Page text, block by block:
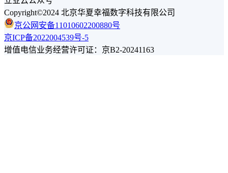
Copyright©2024 北京华夏幸福数字科技有限公司
京公网安备11010602200880号
京ICP备2022004539号-5
增值电信业务经营许可证：京B2-20241163